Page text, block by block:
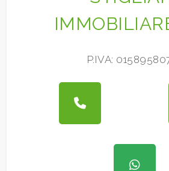
P.IVA:
Giardino
Posto auto/Box
Balcone/Terrazzo